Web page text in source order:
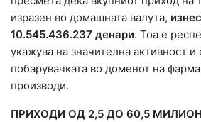
изразен во домашната валута,
10.545.436.237 денари. Тоа е
укажува на значителна активност и
побарувачката во доменот на
производи.
ПРИХОДИ ОД 2,5 ДО 60,5